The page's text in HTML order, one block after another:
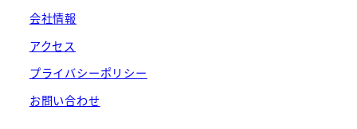
会社情報
アクセス
プライバシーポリシー
お問い合わせ